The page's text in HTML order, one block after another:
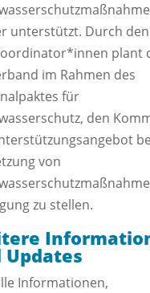
unterstützt. Durch
plant
im Rahmen des
für
den
von
zu stellen.
Updates
Informationen,